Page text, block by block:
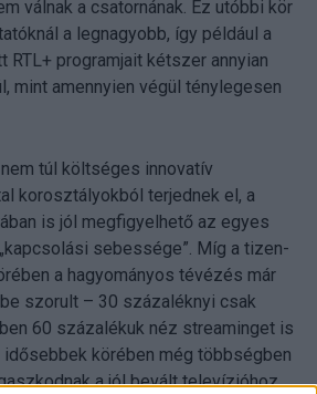
válnak a csatornának. Ez utóbbi kör
a legnagyobb, így például a
RTL+ programjait kétszer annyian
mint amennyien végül ténylegesen
túl költséges innovatív
korosztályokból terjednek el, a
is jól megfigyelhető az egyes
sebessége”. Míg a tizen-
a hagyományos tévézés már
szorult – 30 százaléknyi csak
60 százalékuk néz streaminget is
körében még többségben
a jól bevált televízióhoz.